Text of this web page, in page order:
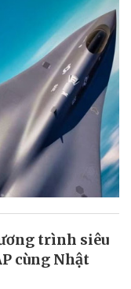
trình siêu
cùng Nhật